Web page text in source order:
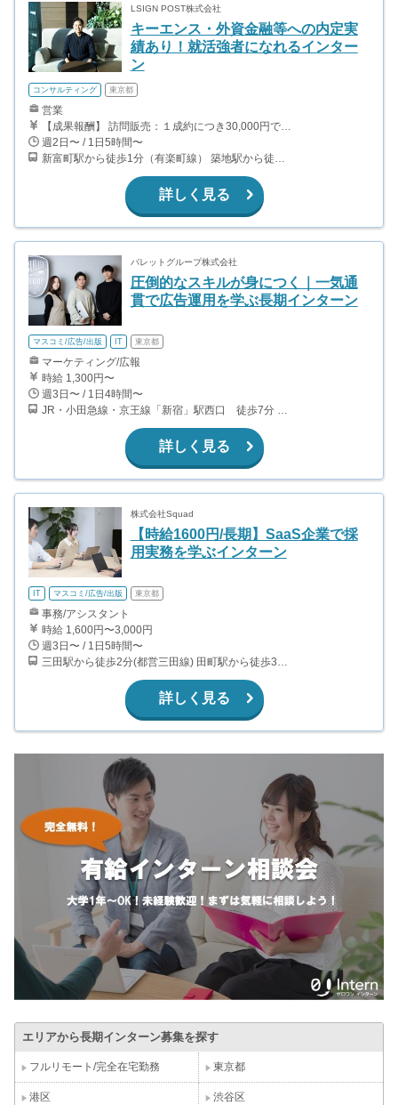
LSIGN POST株式会社
キーエンス・外資金融等への内定実
績あり！就活強者になれるインター
ン
コンサルティング 東京都
営業
【成果報酬】 訪問販売：１成約につき30,000円です。 例えば、光インターネットの成約であれば、平均的に2.5日で1件の契約が見込めます。（12,000円/1日6時間稼働） ＜月収例＞月に100万以上稼ぐ方もいます！ ・月5件成約：150,000円 ・月15件成約：450,000円 ・月30成約：900,000円➕マネジメントインセンティブ300,000円 合計1,200,000円 時給換算で2,000円程度が、平均的なインターン生の報酬となっています。
週2日〜 / 1日5時間〜
新富町駅から徒歩1分（有楽町線） 築地駅から徒歩2分（日比谷線）
詳しく見る
バレットグループ株式会社
圧倒的なスキルが身につく｜一気通
貫で広告運用を学ぶ長期インターン
マスコミ/広告/出版 IT 東京都
マーケティング/広報
時給 1,300円〜
週3日〜 / 1日4時間〜
JR・小田急線・京王線「新宿」駅西口 徒歩7分 東京メトロ丸ノ内線「西新宿」駅2番出口 徒歩4分 都営地下鉄大江戸線「都庁前」駅B2出口 徒歩3分
詳しく見る
株式会社Squad
【時給1600円/長期】SaaS企業で採
用実務を学ぶインターン
IT マスコミ/広告/出版 東京都
事務/アシスタント
時給 1,600円〜3,000円
週3日〜 / 1日5時間〜
三田駅から徒歩2分(都営三田線) 田町駅から徒歩3分(JR山手線、京浜東北線)
詳しく見る
エリアから長期インターン募集を探す
フルリモート/完全在宅勤務 東京都
港区 渋谷区